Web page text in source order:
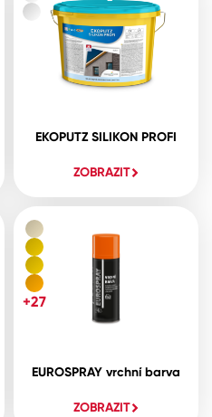
EKOPUTZ SILIKON PROFI
ZOBRAZIT
EUROSPRAY vrchní barva
ZOBRAZIT
+27